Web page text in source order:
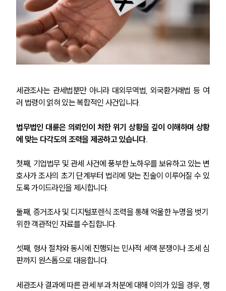
주요 업무사례
사례분석/최신동향
법률정보
법률지식인
고객후기
국제조세·관세그룹 업무
구성원 소개
조세전문변호사
언론보도
법률 블로그
법률서식
뉴스레터/브로슈어
세관조사는 관세법뿐만 아니라 대외무역법, 외국환거래법 등 여
러 법령이 얽혀 있는 복합적인 사건입니다.
법무법인 대륜은 의뢰인이 처한 위기 상황을 깊이 이해하며 상황
에 맞는 다각도의 조력을 제공하고 있습니다.
첫째, 기업법무 및 관세 사건에 풍부한 노하우를 보유하고 있는 변
호사가 조사의 초기 단계부터 법리에 맞는 진술이 이루어질 수 있
도록 가이드라인을 제시합니다.
둘째, 증거조사 및 디지털포렌식 조력을 통해 억울한 누명을 벗기
위한 객관적인 자료를 수집합니다.
셋째, 형사 절차와 동시에 진행되는 민사적 세액 분쟁이나 조세 심
판까지 원스톱으로 대응합니다.
세관조사 결과에 따른 관세 부과 처분에 대해 이의가 있을 경우, 행